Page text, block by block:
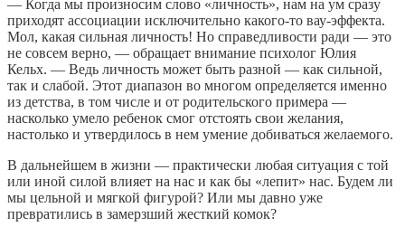
— Когда мы произносим слово «личность», нам на ум сразу
приходят ассоциации исключительно какого-то вау-эффекта.
Мол, какая сильная личность! Но справедливости ради — это
не совсем верно, — обращает внимание психолог Юлия
Кельх. — Ведь личность может быть разной — как сильной,
так и слабой. Этот диапазон во многом определяется именно
из детства, в том числе и от родительского примера —
насколько умело ребенок смог отстоять свои желания,
настолько и утвердилось в нем умение добиваться желаемого.
В дальнейшем в жизни — практически любая ситуация с той
или иной силой влияет на нас и как бы «лепит» нас. Будем ли
мы цельной и мягкой фигурой? Или мы давно уже
превратились в замерзший жесткий комок?